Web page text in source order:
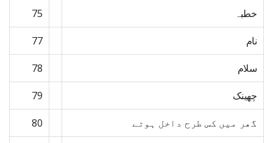
خطبہ 75
نام 77
سلام 78
چھینک 79
گھر میں کس طرح داخل ہوتے 80